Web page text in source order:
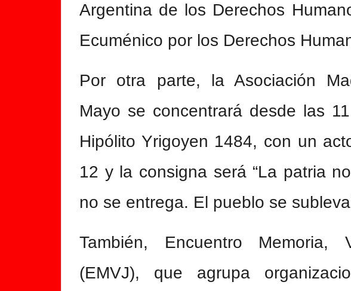
Argentina de los Derechos
Ecuménico por los Derechos
Por otra parte, la Asociación
Mayo se concentrará desde las
Hipólito Yrigoyen 1484, con un
12 y la consigna será “La patria
no se entrega. El pueblo se
También, Encuentro Memoria,
(EMVJ), que agrupa